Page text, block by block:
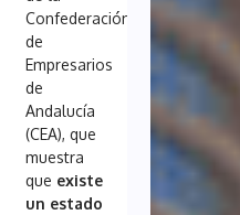
Confederación
de
Empresarios
de
Andalucía
(CEA), que
muestra
que existe
un estado